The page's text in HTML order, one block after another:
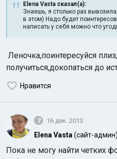
Elena Vasta сказал(а):
Знаешь, я столько раз
в этом) Надо будет
написать у себя можно что
Леночка,поинтересуйся
получиться,докопаться до
Нравится
7 16 дек. 2013
Elena Vasta (сайт-админ)
Пока не могу найти четких